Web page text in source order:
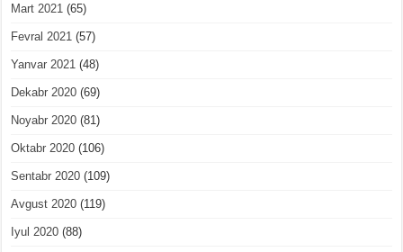
Mart 2021 (65)
Fevral 2021 (57)
Yanvar 2021 (48)
Dekabr 2020 (69)
Noyabr 2020 (81)
Oktabr 2020 (106)
Sentabr 2020 (109)
Avgust 2020 (119)
Iyul 2020 (88)